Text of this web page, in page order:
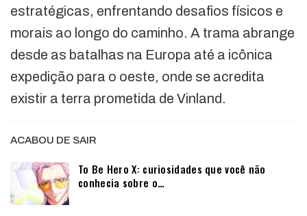
estratégicas, enfrentando desafios físicos e
morais ao longo do caminho. A trama abrange
desde as batalhas na Europa até a icônica
expedição para o oeste, onde se acredita
existir a terra prometida de Vinland.
ACABOU DE SAIR
To Be Hero X: curiosidades que você não
conhecia sobre o…